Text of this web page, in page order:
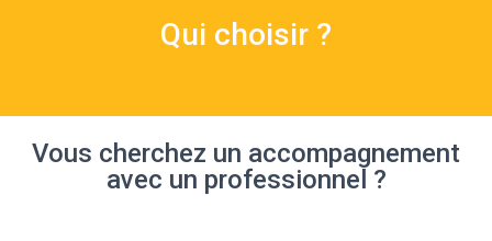
Qui choisir ?
Vous cherchez un accompagnement
avec un professionnel ?